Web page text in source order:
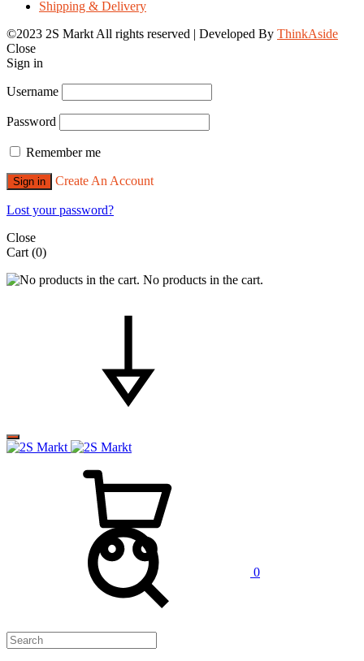
Shipping & Delivery
©2023 2S Markt All rights reserved | Developed By ThinkAside
Close
Sign in
Username
Password
Remember me
Sign in Create An Account
Lost your password?
Close
Cart(0)
No products in the cart.
0